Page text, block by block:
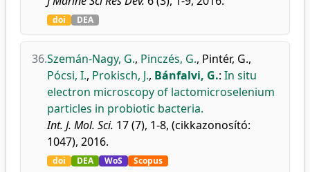
doi DEA
36.Szemán-Nagy, G., Pinczés, G., Pintér, G.,
Pócsi, I., Prokisch, J., Bánfalvi, G.: In situ
electron microscopy of lactomicroselenium
particles in probiotic bacteria.
Int. J. Mol. Sci. 17 (7), 1-8, (cikkazonosító:
1047), 2016.
doi DEA WoS Scopus